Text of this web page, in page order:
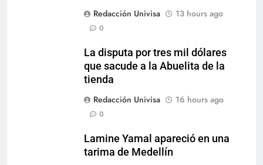
Redacción Univisa
13 hours ago
0
La disputa por tres mil dólares
que sacude a la Abuelita de la
tienda
Redacción Univisa
16 hours ago
0
Lamine Yamal apareció en una
tarima de Medellín